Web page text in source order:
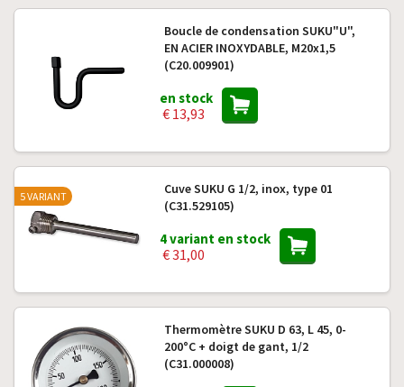
Boucle de condensation SUKU"U",
EN ACIER INOXYDABLE, M20x1,5
(C20.009901)
en stock
€ 13,93
Cuve SUKU G 1/2, inox, type 01
(C31.529105)
4 variant en stock
€ 31,00
5 VARIANT
Thermomètre SUKU D 63, L 45, 0-
200°C + doigt de gant, 1/2
(C31.000008)